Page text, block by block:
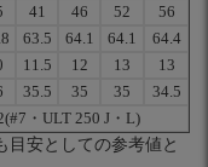
41 46 52
56
63.5 64.1 64.1
64.4
11.5 12 13
13
35.5 35 35
34.5
・ULT 250 J・L)
安としての参考値と